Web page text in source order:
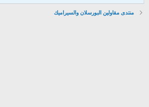
منتدى مقاولين البورسلان والسيراميك